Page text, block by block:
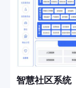
策支持 搭建数据
额、订单状态等
模块协同提效 实
（比如订单生成
节沟通成本。 沉
据，支持后续的
供应链策略。
智慧社区系统